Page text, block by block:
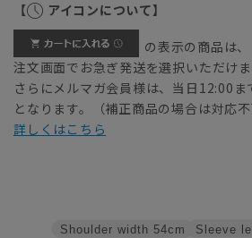
【 アイコンについて】
の表示の商品は、
注文画面でお急ぎ発送を選択いただけま
さらにメルマガ会員様は、当日12:00
となります。（補正商品の場合は対応不
詳しくはこちら
Sleeve
Shoulder width 54cm